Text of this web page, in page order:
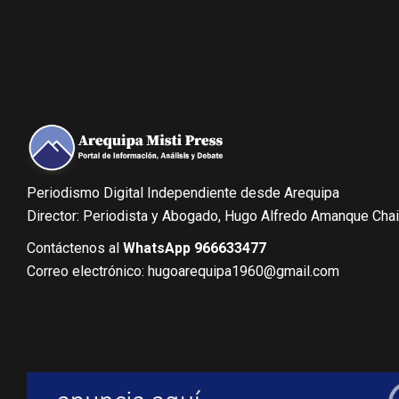
Periodismo Digital Independiente desde Arequipa
Director: Periodista y Abogado, Hugo Alfredo Amanque
Contáctenos al WhatsApp 966633477
Correo electrónico: hugoarequipa1960@gmail.com